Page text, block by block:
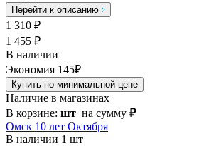
Перейти к описанию
1 310 ₽
1 455 ₽
В наличии
Экономия 145₽
Купить по минимальной цене
Наличие в магазинах
В корзине: шт на сумму ₽
Омск 10 лет Октября
В наличии 1 шт